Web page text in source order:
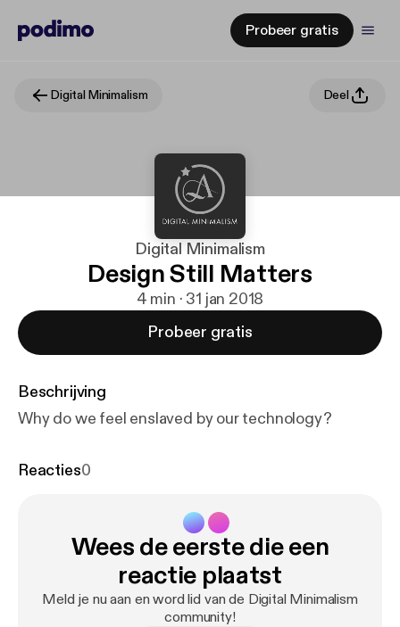
Probeer gratis
Digital Minimalism Deel
Digital Minimalism
Design Still Matters
4 min · 31 jan 2018
Probeer gratis
Beschrijving
Why do we feel enslaved by our technology?
Reacties0
Wees de eerste die een
reactie plaatst
Meld je nu aan en word lid van de Digital Minimalism
community!